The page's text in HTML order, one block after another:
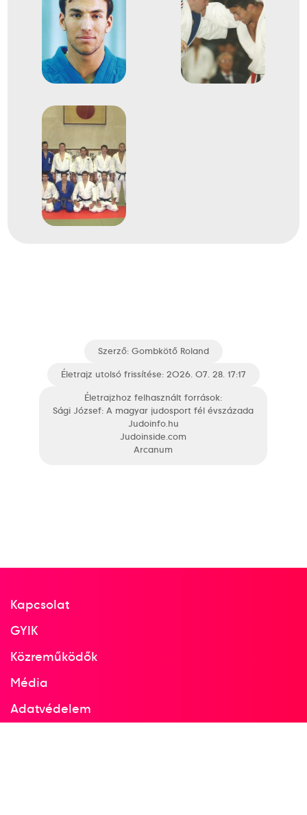
Hadfi Dániel Dr. Kovács Antal
Tölgyesi Krisztián
Ungvári Miklós
Kosztolánczy György
Neu Gábor
Gera Csaba
Kanczler István
Csapat
1997
2000
2000. máj.
Wroclaw
Lengyelország
2003
Judo Európa-bajnokság
Szerző: Gombkötő Roland
Életrajz utolsó frissítése: 2026. 07. 28. 17:17
Életrajzhoz felhasznált források:
Sági József: A magyar judosport fél évszázada
Judoinfo.hu
Judoinside.com
Arcanum
Kapcsolat
GYIK
Közreműködők
Média
Adatvédelem